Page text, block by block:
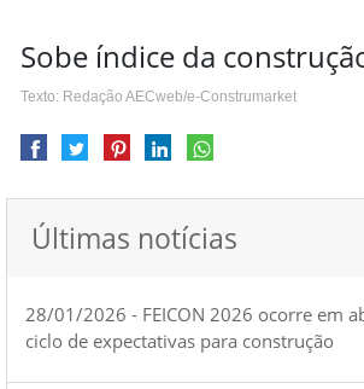
Sobe índice da
Texto: Redação AECweb/e-Construmarket
Últimas notícias
28/01/2026 - FEICON 2026 ocorre em
ciclo de expectativas para construção